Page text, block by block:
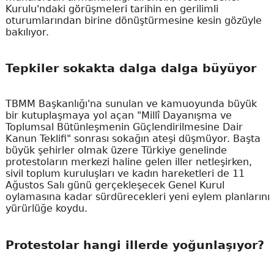
Kurulu'ndaki görüşmeleri tarihin en gerilimli
oturumlarından birine dönüştürmesine kesin gözüyle
bakılıyor.
Tepkiler sokakta dalga dalga büyüyor
TBMM Başkanlığı'na sunulan ve kamuoyunda büyük
bir kutuplaşmaya yol açan "Millî Dayanışma ve
Toplumsal Bütünleşmenin Güçlendirilmesine Dair
Kanun Teklifi" sonrası sokağın ateşi düşmüyor. Başta
büyük şehirler olmak üzere Türkiye genelinde
protestoların merkezi haline gelen iller netleşirken,
sivil toplum kuruluşları ve kadın hareketleri de 11
Ağustos Salı günü gerçekleşecek Genel Kurul
oylamasına kadar sürdürecekleri yeni eylem planlarını
yürürlüğe koydu.
Protestolar hangi illerde yoğunlaşıyor?